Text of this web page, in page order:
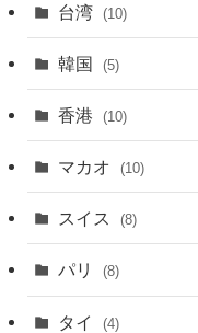
台湾 (10)
韓国 (5)
香港 (10)
マカオ (10)
スイス (8)
パリ (8)
タイ (4)